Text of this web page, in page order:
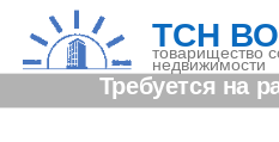
содержимому
ТСН
товарищество
недвижимости
Требуется на